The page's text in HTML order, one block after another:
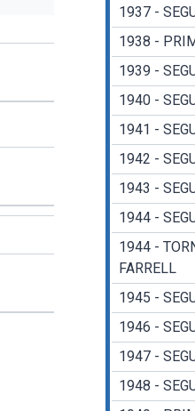
1937 -
1938 -
1939 -
1940 -
1941 -
1942 -
1943 -
1944 -
1944 -
FARRELL
1945 -
1946 -
1947 -
1948 -